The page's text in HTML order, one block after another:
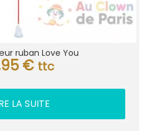
ruban Love You
€ ttc
LA SUITE